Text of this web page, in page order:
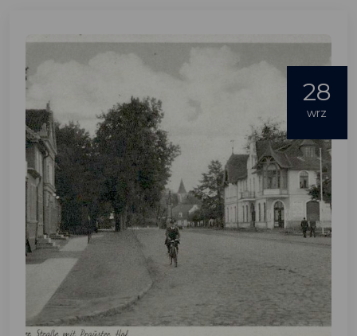
28
wrz